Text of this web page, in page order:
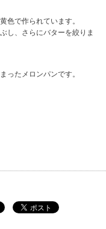
色で作られています。
し、さらにバターを絞りま
ったメロンパンです。